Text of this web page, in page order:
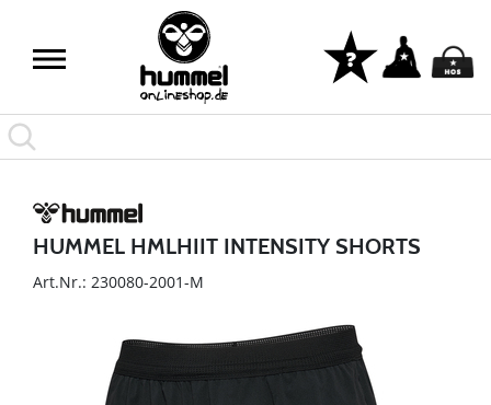
HUMMEL HMLHIIT INTENSITY SHORTS
Art.Nr.: 230080-2001-M